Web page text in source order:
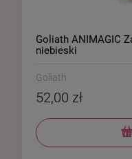
Goliath ANIMAGIC
niebieski
Goliath
52,00 zł